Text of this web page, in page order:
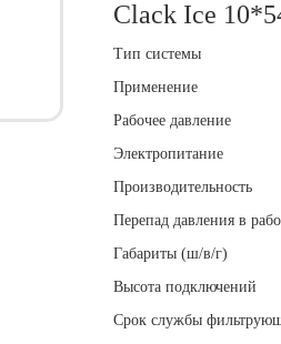
Clack Ice
Тип системы
Применение
Рабочее давление
Электропитание
Производительность
Перепад давления в
Габариты (ш/в/г)
Высота подключений
Срок службы